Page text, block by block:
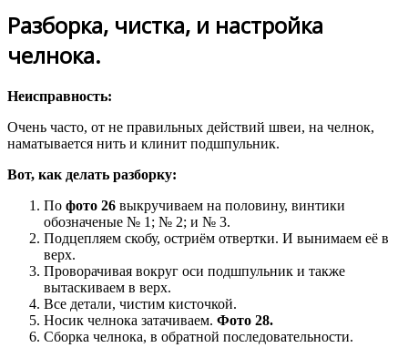
Разборка, чистка, и настройка
челнока.
Неисправность:
Очень часто, от не правильных действий швеи, на челнок,
наматывается нить и клинит подшпульник.
Вот, как делать разборку:
По фото 26 выкручиваем на половину, винтики
обозначеные № 1; № 2; и № 3.
Подцепляем скобу, остриём отвертки. И вынимаем её в
верх.
Проворачивая вокруг оси подшпульник и также
вытаскиваем в верх.
Все детали, чистим кисточкой.
Носик челнока затачиваем. Фото 28.
Сборка челнока, в обратной последовательности.